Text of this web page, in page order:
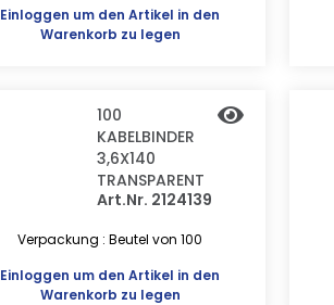
Einloggen um den Artikel in den
Warenkorb zu legen
100
KABELBINDER
3,6X140
TRANSPARENT
Art.Nr. 2124139
Verpackung : Beutel von 100
Einloggen um den Artikel in den
Warenkorb zu legen